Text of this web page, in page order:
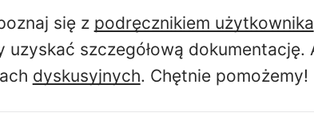
się z podręcznikiem użytkownika
uzyskać szczegółową
dyskusyjnych. Chętnie pomożemy!